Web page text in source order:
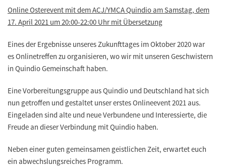
Online Osterevent mit dem ACJ/YMCA Quindio am Samstag, dem
17. April 2021 um 20:00-22:00 Uhr mit Übersetzung
Eines derErgebnisse unseres Zukunfttages im Oktober 2020 war
esOnlinetreffen zu organisieren, wo wir mit unseren Geschwistern
in Quindio Gemeinschaft haben.
Eine Vorbereitungsgruppe aus Quindio und Deutschland hat sich
nun getroffen und gestaltet unser erstes Onlineevent 2021 aus.
Eingeladen sind alte und neue Verbundene und Interessierte, die
Freude an dieser Verbindung mit Quindio haben.
Neben einer guten gemeinsamen geistlichen Zeit, erwartet euch
ein abwechslungsreiches Programm.